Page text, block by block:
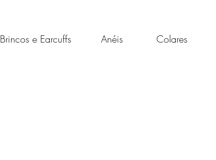
Brincos e Earcuffs Anéis Colares